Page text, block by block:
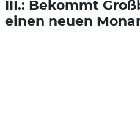
III.: Bekommt
einen neuen